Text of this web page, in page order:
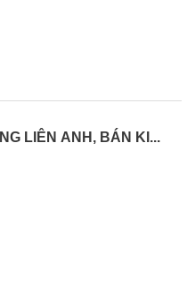
LIÊN ANH, BÁN KI...